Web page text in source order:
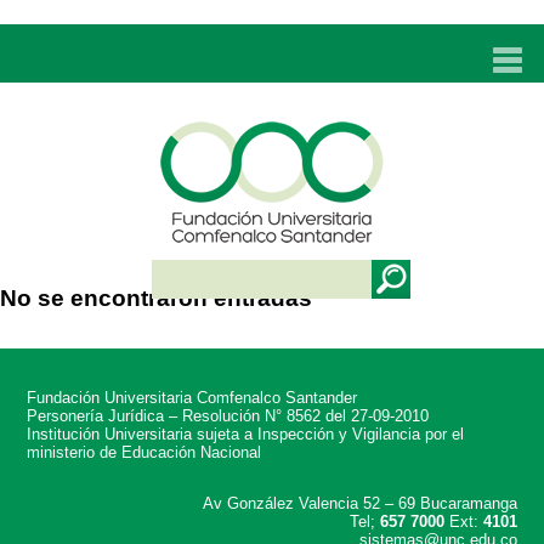
UNC
ADMISIONES
PROGRAMAS
TÉCNICOS LABORALES
BIENESTAR
BIBLIOTECA
EDUCACIÓN CONTINUA
No se encontraron entradas
Fundación Universitaria Comfenalco Santander
Personería Jurídica – Resolución N° 8562 del 27-09-2010
Institución Universitaria sujeta a Inspección y Vigilancia por el
ministerio de Educación Nacional
Av González Valencia 52 – 69 Bucaramanga
Tel; 657 7000Ext: 4101
sistemas@unc.edu.co